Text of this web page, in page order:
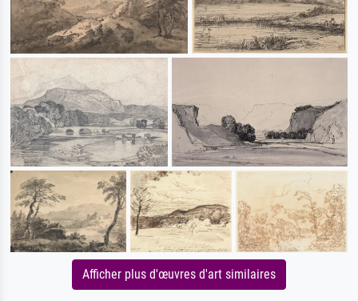
Afficher plus d'œuvres d'art similaires